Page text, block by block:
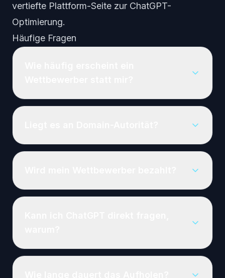
vertiefte Plattform-Seite zur ChatGPT-
Optimierung.
Häufige Fragen